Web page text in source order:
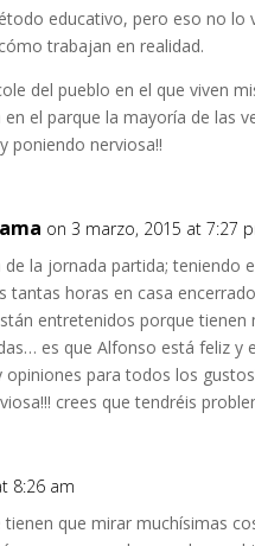
educativo, pero eso no lo
trabajan en realidad.
del pueblo en el que viven
el parque la mayoría de las
poniendo nerviosa!!
on 3 marzo, 2015 at 7:27
la jornada partida; teniendo
tantas horas en casa
entretenidos porque tienen
es que Alfonso está feliz y
opiniones para todos los
crees que tendréis
8:26 am
que mirar muchísimas